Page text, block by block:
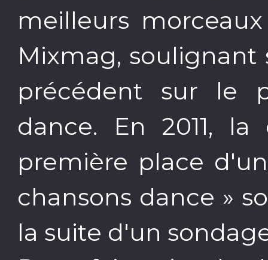
meilleurs
Mixmag, soulignant
précédent sur le
dance. En 2011,
première place
chansons dance »
la suite d'un